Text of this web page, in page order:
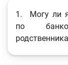
Часто
1.
Могу ли
по